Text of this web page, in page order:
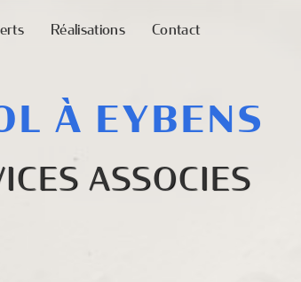
Réalisations Contact
À EYBENS
ASSOCIES